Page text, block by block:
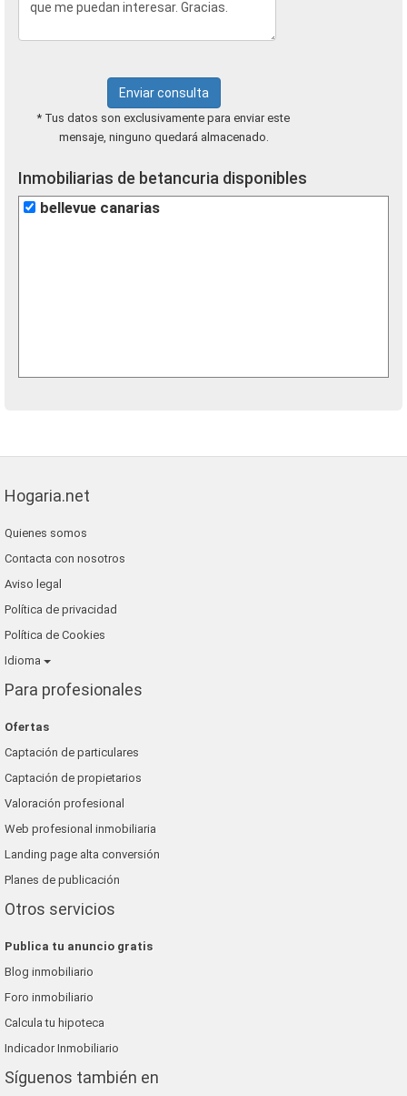
Enviar consulta
* Tus datos son exclusivamente para enviar este
mensaje, ninguno quedará almacenado.
Inmobiliarias de betancuria disponibles
bellevue canarias
Hogaria.net
Quienes somos
Contacta con nosotros
Aviso legal
Política de privacidad
Política de Cookies
Idioma
Para profesionales
Ofertas
Captación de particulares
Captación de propietarios
Valoración profesional
Web profesional inmobiliaria
Landing page alta conversión
Planes de publicación
Otros servicios
Publica tu anuncio gratis
Blog inmobiliario
Foro inmobiliario
Calcula tu hipoteca
Indicador Inmobiliario
Síguenos también en